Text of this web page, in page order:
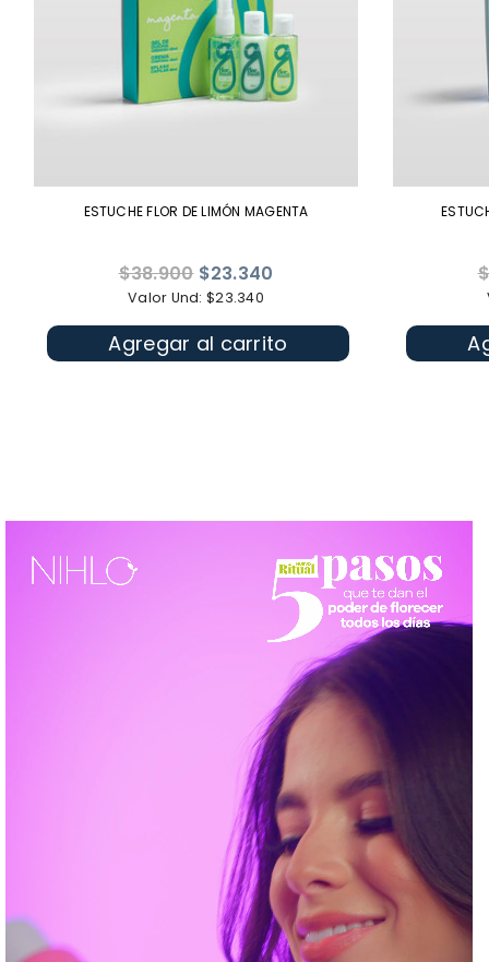
ESTUCHE FLOR DE LIMÓN MAGENTA
Precio
habitual
$38.900 $23.340
Valor Und: $23.340
Agregar al carrito